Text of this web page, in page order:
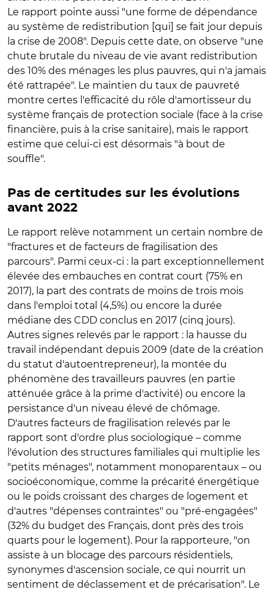
Le rapport pointe aussi "une forme de dépendance
au système de redistribution [qui] se fait jour depuis
la crise de 2008". Depuis cette date, on observe "une
chute brutale du niveau de vie avant redistribution
des 10% des ménages les plus pauvres, qui n'a jamais
été rattrapée". Le maintien du taux de pauvreté
montre certes l'efficacité du rôle d'amortisseur du
système français de protection sociale (face à la crise
financière, puis à la crise sanitaire), mais le rapport
estime que celui-ci est désormais "à bout de
souffle".
Pas de certitudes sur les évolutions
avant 2022
Le rapport relève notamment un certain nombre de
"fractures et de facteurs de fragilisation des
parcours". Parmi ceux-ci : la part exceptionnellement
élevée des embauches en contrat court (75% en
2017), la part des contrats de moins de trois mois
dans l'emploi total (4,5%) ou encore la durée
médiane des CDD conclus en 2017 (cinq jours).
Autres signes relevés par le rapport : la hausse du
travail indépendant depuis 2009 (date de la création
du statut d'autoentrepreneur), la montée du
phénomène des travailleurs pauvres (en partie
atténuée grâce à la prime d'activité) ou encore la
persistance d'un niveau élevé de chômage.
D'autres facteurs de fragilisation relevés par le
rapport sont d'ordre plus sociologique – comme
l'évolution des structures familiales qui multiplie les
"petits ménages", notamment monoparentaux – ou
socioéconomique, comme la précarité énergétique
ou le poids croissant des charges de logement et
d'autres "dépenses contraintes" ou "pré-engagées"
(32% du budget des Français, dont près des trois
quarts pour le logement). Pour la rapporteure, "on
assiste à un blocage des parcours résidentiels,
synonymes d'ascension sociale, ce qui nourrit un
sentiment de déclassement et de précarisation". Le